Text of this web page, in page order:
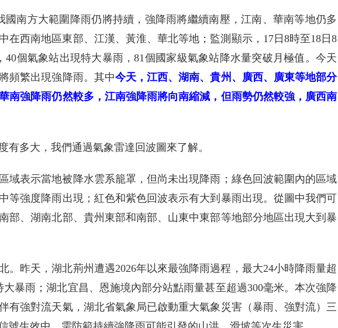
國南方大範圍降雨仍將持續，強降雨將繼續南壓，江南、華南等地仍多
在西南地區東部、江漢、黃淮、華北等地；監測顯示，17日8時至18日8
40個氣象站出現特大暴雨，81個國家級氣象站降水量突破月極值。今天
頻繁出現強降雨。其中今天，江西、湖南、貴州、廣西、廣東等地部分
南強降雨仍然較多，江南強降雨將向南縮減，但雨勢仍然較強，廣西南
有多大，我們通過氣象雷達回波圖來了解。
域表示當地被降水雲系籠罩，但尚未出現降雨；綠色回波範圍內的區域
等強度降雨出現；紅色和紫色回波表示有大到暴雨出現。從圖中我們可
部、湖南北部、貴州東部和南部、山東中東部等地部分地區出現大到暴
昨天，湖北荊州遭遇2026年以來最強降雨過程，最大24小時降雨量超
暴雨；湖北宜昌、恩施境內部分站點雨量甚至超過300毫米。本次強降
有強對流天氣，湖北省氣象局已啟動重大氣象災害（暴雨、強對流）三